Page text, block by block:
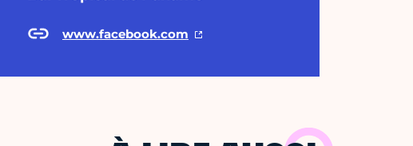
www.facebook.com